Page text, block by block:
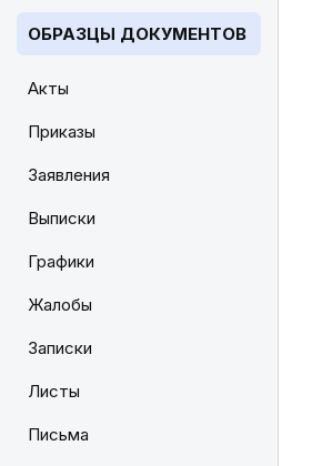
ОБРАЗЦЫ ДОКУМЕНТОВ
Акты
Приказы
Заявления
Выписки
Графики
Жалобы
Записки
Листы
Письма